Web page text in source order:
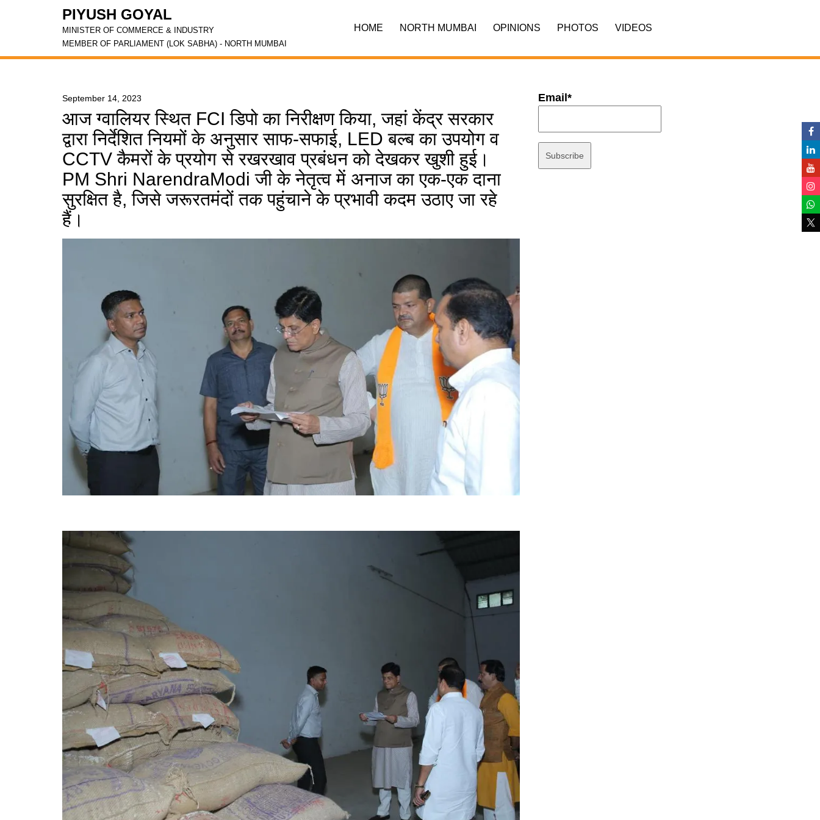
PIYUSH GOYAL
MINISTER OF COMMERCE & INDUSTRY
MEMBER OF PARLIAMENT (LOK SABHA) - NORTH MUMBAI
HOME NORTH MUMBAI OPINIONS PHOTOS VIDEOS
September 14, 2023
आज ग्वालियर स्थित FCI डिपो का निरीक्षण किया, जहां केंद्र सरकार
द्वारा निर्देशित नियमों के अनुसार साफ-सफाई, LED बल्ब का उपयोग व
CCTV कैमरों के प्रयोग से रखरखाव प्रबंधन को देखकर खुशी हुई।
PM Shri NarendraModi जी के नेतृत्व में अनाज का एक-एक दाना
सुरक्षित है, जिसे जरूरतमंदों तक पहुंचाने के प्रभावी कदम उठाए जा रहे
हैं।
Email*